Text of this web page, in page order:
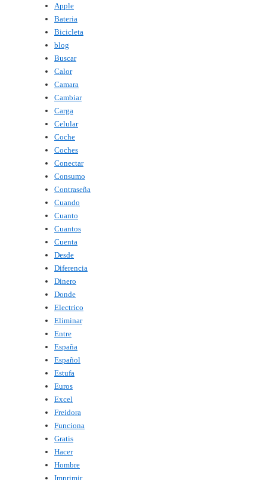
Apple
Bateria
Bicicleta
blog
Buscar
Calor
Camara
Cambiar
Carga
Celular
Coche
Coches
Conectar
Consumo
Contraseña
Cuando
Cuanto
Cuantos
Cuenta
Desde
Diferencia
Dinero
Donde
Electrico
Eliminar
Entre
España
Español
Estufa
Euros
Excel
Freidora
Funciona
Gratis
Hacer
Hombre
Imprimir